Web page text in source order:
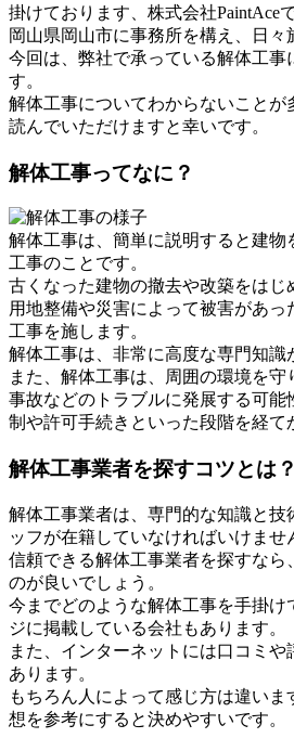
掛けております、株式会社PaintAceで
岡山県岡山市に事務所を構え、日々
今回は、弊社で承っている解体工事
す。
解体工事についてわからないことが
読んでいただけますと幸いです。
解体工事ってなに？
解体工事は、簡単に説明すると建物
工事のことです。
古くなった建物の撤去や改築をはじ
用地整備や災害によって被害があ
工事を施します。
解体工事は、非常に高度な専門知識
また、解体工事は、周囲の環境を
事故などのトラブルに発展する可能
制や許可手続きといった段階を経て
解体工事業者を探すコツとは？
解体工事業者は、専門的な知識と技
ッフが在籍していなければいけませ
信頼できる解体工事業者を探すなら
のが良いでしょう。
今までどのような解体工事を手掛け
ジに掲載している会社もあります。
また、インターネットには口コミや
あります。
もちろん人によって感じ方は違い
想を参考にすると決めやすいです。